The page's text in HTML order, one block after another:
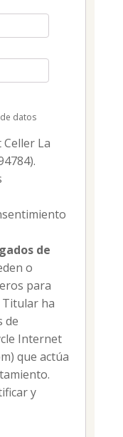
datos
La
de
o
para
Titular ha
de
Internet
que actúa
y